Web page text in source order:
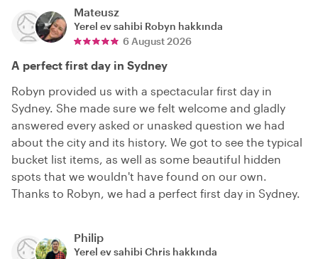
Mateusz
Yerel ev sahibi Robyn hakkında
6 August 2026
A perfect first day in Sydney
Robyn provided us with a spectacular first day in
Sydney. She made sure we felt welcome and gladly
answered every asked or unasked question we had
about the city and its history. We got to see the typical
bucket list items, as well as some beautiful hidden
spots that we wouldn't have found on our own.
Thanks to Robyn, we had a perfect first day in Sydney.
Philip
Yerel ev sahibi Chris hakkında